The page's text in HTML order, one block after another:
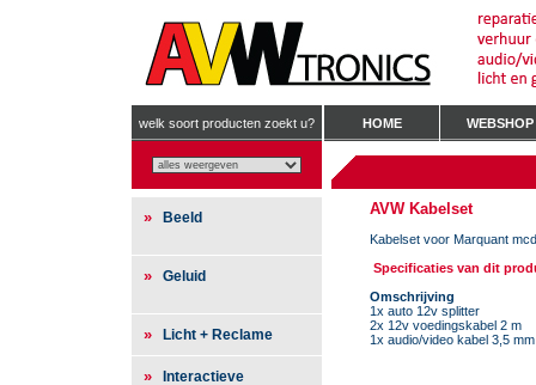
welk soort producten zoekt u? HOME WEBSHOP
» Beeld
» Geluid
» Licht + Reclame
»
Interactieve
AVW Kabelset
Kabelset voor Marquant
Specificaties van dit
Omschrijving
1x auto 12v splitter
2x 12v voedingskabel 2 m
1x audio/video kabel 3,5 mm